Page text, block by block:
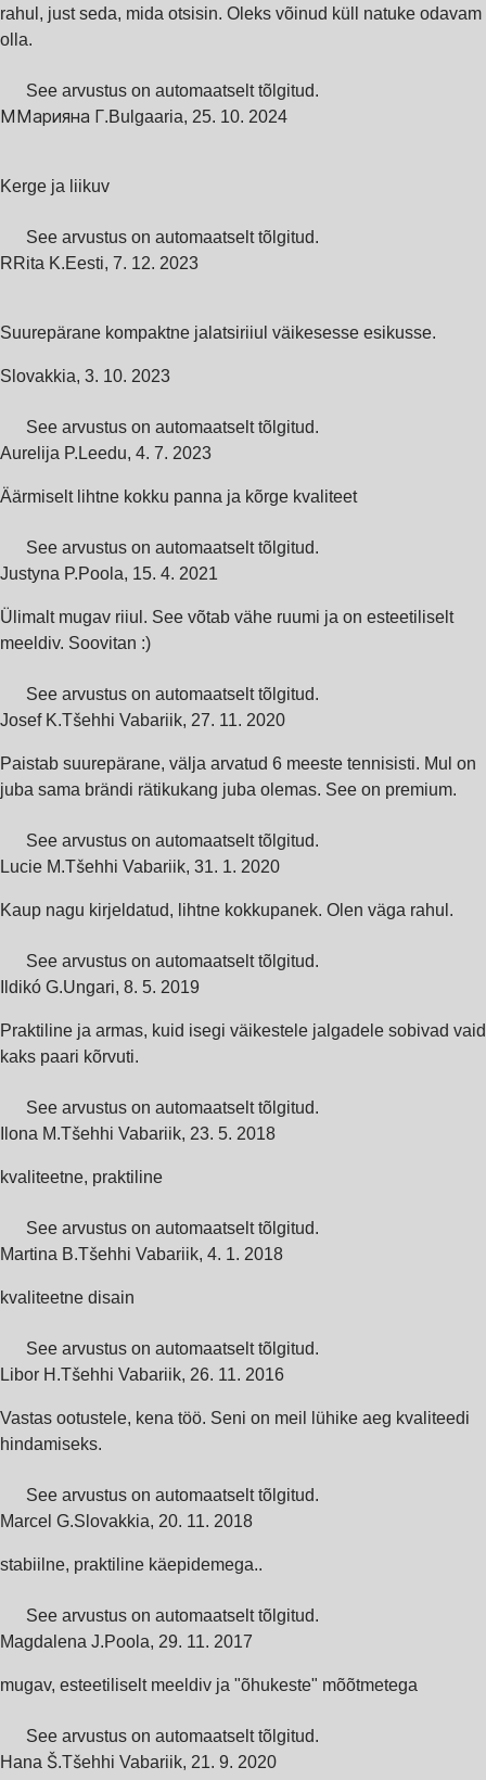
rahul, just seda, mida otsisin. Oleks võinud küll natuke odavam
olla.
See arvustus on automaatselt tõlgitud.
М Марияна Г.Bulgaaria, 25. 10. 2024
Kerge ja liikuv
See arvustus on automaatselt tõlgitud.
RRita K.Eesti, 7. 12. 2023
Suurepärane kompaktne jalatsiriiul väikesesse esikusse.
Slovakkia, 3. 10. 2023
See arvustus on automaatselt tõlgitud.
Aurelija P.Leedu, 4. 7. 2023
Äärmiselt lihtne kokku panna ja kõrge kvaliteet
See arvustus on automaatselt tõlgitud.
Justyna P.Poola, 15. 4. 2021
Ülimalt mugav riiul. See võtab vähe ruumi ja on esteetiliselt
meeldiv. Soovitan :)
See arvustus on automaatselt tõlgitud.
Josef K.Tšehhi Vabariik, 27. 11. 2020
Paistab suurepärane, välja arvatud 6 meeste tennisisti. Mul on
juba sama brändi rätikukang juba olemas. See on premium.
See arvustus on automaatselt tõlgitud.
Lucie M.Tšehhi Vabariik, 31. 1. 2020
Kaup nagu kirjeldatud, lihtne kokkupanek. Olen väga rahul.
See arvustus on automaatselt tõlgitud.
Ildikó G.Ungari, 8. 5. 2019
Praktiline ja armas, kuid isegi väikestele jalgadele sobivad vaid
kaks paari kõrvuti.
See arvustus on automaatselt tõlgitud.
Ilona M.Tšehhi Vabariik, 23. 5. 2018
kvaliteetne, praktiline
See arvustus on automaatselt tõlgitud.
Martina B.Tšehhi Vabariik, 4. 1. 2018
kvaliteetne disain
See arvustus on automaatselt tõlgitud.
Libor H.Tšehhi Vabariik, 26. 11. 2016
Vastas ootustele, kena töö. Seni on meil lühike aeg kvaliteedi
hindamiseks.
See arvustus on automaatselt tõlgitud.
Marcel G.Slovakkia, 20. 11. 2018
stabiilne, praktiline käepidemega..
See arvustus on automaatselt tõlgitud.
Magdalena J.Poola, 29. 11. 2017
mugav, esteetiliselt meeldiv ja "õhukeste" mõõtmetega
See arvustus on automaatselt tõlgitud.
Hana Š.Tšehhi Vabariik, 21. 9. 2020